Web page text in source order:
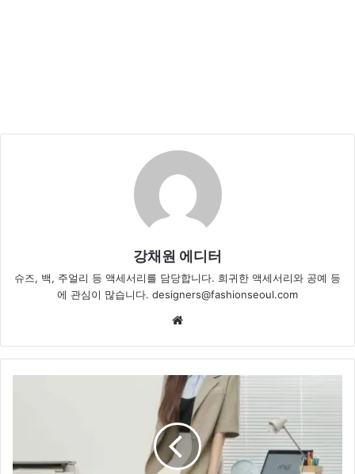
강채원 에디터
슈즈, 백, 주얼리 등 액세서리를 담당합니다. 희귀한 액세서리와 공예 등
에 관심이 많습니다. designers@fashionseoul.com
슬